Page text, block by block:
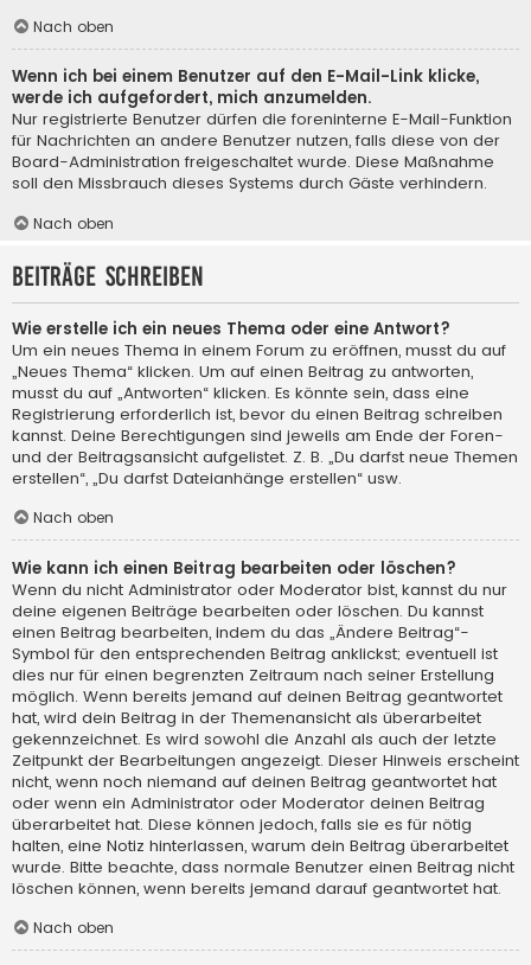
Nach oben
Wenn ich bei einem Benutzer auf den E-Mail-Link klicke,
werde ich aufgefordert, mich anzumelden.
Nur registrierte Benutzer dürfen die foreninterne E-Mail-Funktion
für Nachrichten an andere Benutzer nutzen, falls diese von der
Board-Administration freigeschaltet wurde. Diese Maßnahme
soll den Missbrauch dieses Systems durch Gäste verhindern.
Nach oben
Beiträge schreiben
Wie erstelle ich ein neues Thema oder eine Antwort?
Um ein neues Thema in einem Forum zu eröffnen, musst du auf
„Neues Thema“ klicken. Um auf einen Beitrag zu antworten,
musst du auf „Antworten“ klicken. Es könnte sein, dass eine
Registrierung erforderlich ist, bevor du einen Beitrag schreiben
kannst. Deine Berechtigungen sind jeweils am Ende der Foren-
und der Beitragsansicht aufgelistet. Z. B. „Du darfst neue Themen
erstellen“, „Du darfst Dateianhänge erstellen“ usw.
Nach oben
Wie kann ich einen Beitrag bearbeiten oder löschen?
Wenn du nicht Administrator oder Moderator bist, kannst du nur
deine eigenen Beiträge bearbeiten oder löschen. Du kannst
einen Beitrag bearbeiten, indem du das „Ändere Beitrag“-
Symbol für den entsprechenden Beitrag anklickst; eventuell ist
dies nur für einen begrenzten Zeitraum nach seiner Erstellung
möglich. Wenn bereits jemand auf deinen Beitrag geantwortet
hat, wird dein Beitrag in der Themenansicht als überarbeitet
gekennzeichnet. Es wird sowohl die Anzahl als auch der letzte
Zeitpunkt der Bearbeitungen angezeigt. Dieser Hinweis erscheint
nicht, wenn noch niemand auf deinen Beitrag geantwortet hat
oder wenn ein Administrator oder Moderator deinen Beitrag
überarbeitet hat. Diese können jedoch, falls sie es für nötig
halten, eine Notiz hinterlassen, warum dein Beitrag überarbeitet
wurde. Bitte beachte, dass normale Benutzer einen Beitrag nicht
löschen können, wenn bereits jemand darauf geantwortet hat.
Nach oben